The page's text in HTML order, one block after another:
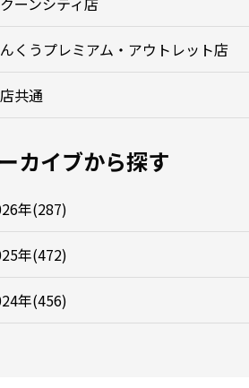
くうプレミアム・アウトレット店
共通
カイブから探す
年(287)
年(472)
年(456)